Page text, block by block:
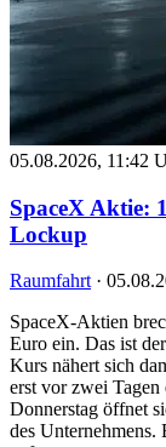
05.08.2026, 11:42
SpaceX Aktie:
Lockup
Raumfahrt ·
SpaceX-Aktien
Euro ein. Das ist
Kurs nähert sich
erst vor zwei
Donnerstag öffnet
des